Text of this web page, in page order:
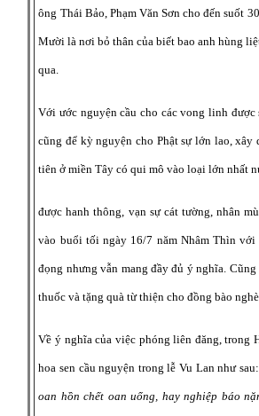
ông Thái Bảo, Phạm Văn Sơn cho đến suốt
Mười là nơi bỏ thân của biết bao anh hùng
qua.
Với ước nguyện cầu cho các vong linh
cũng để kỳ nguyện cho Phật sự lớn lao,
tiên ở miền Tây có qui mô vào loại lớn nhất
được hanh thông, vạn sự cát tường, nhân
vào buổi tối ngày 16/7 năm Nhâm Thìn
đọng nhưng vẫn mang đầy đủ ý nghĩa.
thuốc và tặng quà từ thiện cho đồng bào
Về ý nghĩa của việc phóng liên đăng, trong
hoa sen cầu nguyện trong lễ Vu Lan như
oan hồn chết oan uổng, hay nghiệp báo